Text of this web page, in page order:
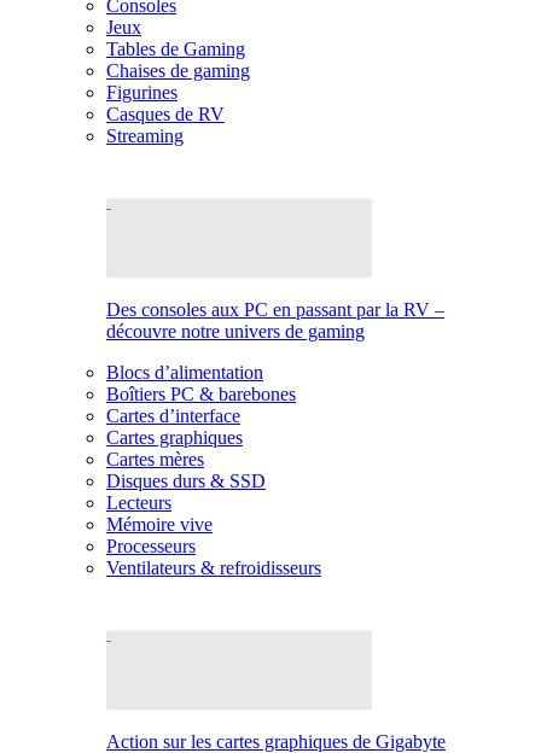
Consoles
Jeux
Tables de Gaming
Chaises de gaming
Figurines
Casques de RV
Streaming
Des consoles aux PC en passant par la RV –
découvre notre univers de gaming
Blocs d’alimentation
Boîtiers PC & barebones
Cartes d’interface
Cartes graphiques
Cartes mères
Disques durs & SSD
Lecteurs
Mémoire vive
Processeurs
Ventilateurs & refroidisseurs
Action sur les cartes graphiques de Gigabyte